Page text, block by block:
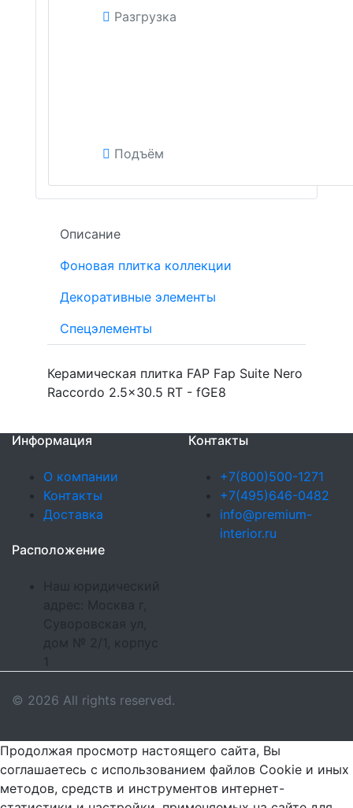
Разгрузка
Подъём
Описание
Фоновая плитка коллекции
Декоративные элементы
Спецэлементы
Керамическая плитка FAP Fap Suite Nero
Raccordo 2.5x30.5 RT - fGE8
Информация
О компании
Контакты
Доставка
Контакты
+7(800)500-1271
+7(495)646-0482
info@premium-
interior.ru
Расположение
Наш юридический
адрес: Москва г,
Суворовская ул,
дом № 2/1, корпус
© 2026 All rights reserved.
Продолжая просмотр настоящего сайта, Вы
соглашаетесь с использованием файлов Cookie и иных
методов, средств и инструментов интернет-